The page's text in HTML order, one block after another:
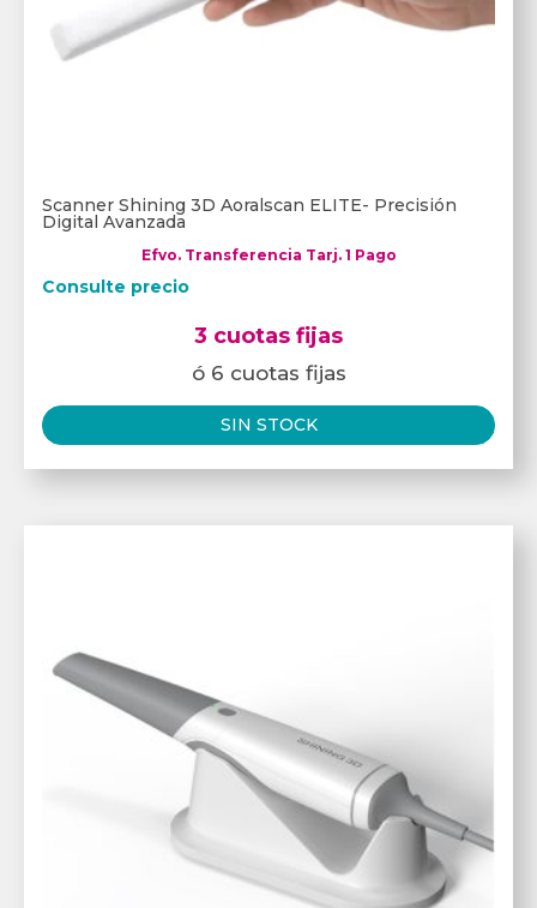
Scanner Shining 3D Aoralscan ELITE- Precisión
Digital Avanzada
Efvo. Transferencia Tarj. 1 Pago
Consulte precio
3 cuotas fijas
ó 6 cuotas fijas
SIN STOCK